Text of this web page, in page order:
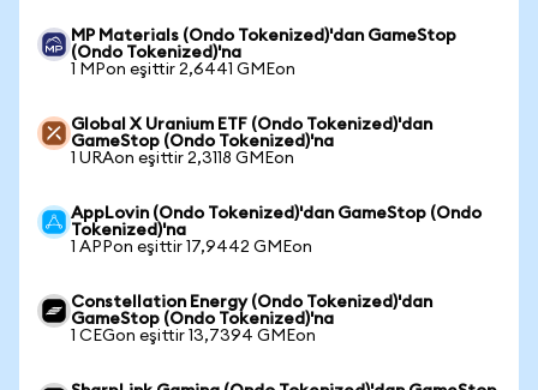
MP Materials (Ondo Tokenized)'dan GameStop
(Ondo Tokenized)'na
1 MPon eşittir 2,6441 GMEon
Global X Uranium ETF (Ondo Tokenized)'dan
GameStop (Ondo Tokenized)'na
1 URAon eşittir 2,3118 GMEon
AppLovin (Ondo Tokenized)'dan GameStop (Ondo
Tokenized)'na
1 APPon eşittir 17,9442 GMEon
Constellation Energy (Ondo Tokenized)'dan
GameStop (Ondo Tokenized)'na
1 CEGon eşittir 13,7394 GMEon